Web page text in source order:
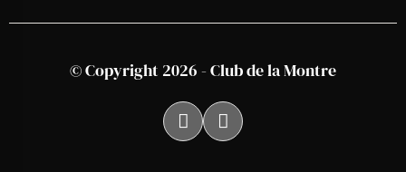
© Copyright 2026 - Club de la Montre